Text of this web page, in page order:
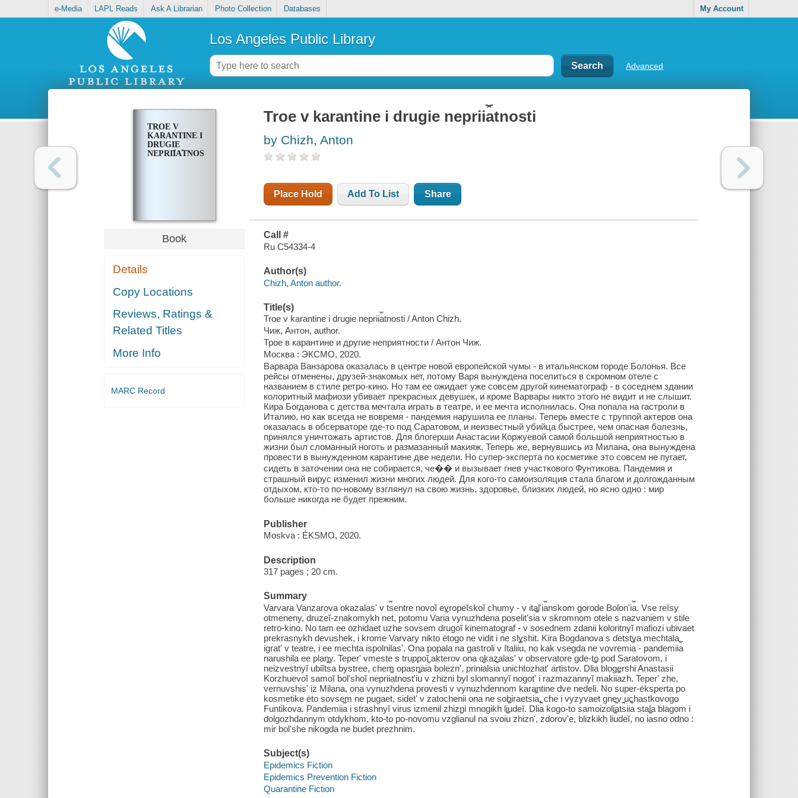
e-Media LAPL Reads Ask A Librarian Photo Collection Databases My Account
Los Angeles Public Library
Advanced
TROE V
KARANTINE I
DRUGIE
NEPRII︠A︡TNOSTI
Book
Details
Copy Locations
Reviews, Ratings &
Related Titles
More Info
MARC Record
Troe v karantine i drugie neprii︠a︡tnosti
by Chizh, Anton
Place Hold Add To List Share
Call #
Ru C54334-4
Author(s)
Chizh, Anton author.
Title(s)
Troe v karantine i drugie neprii︠a︡tnosti / Anton Chizh.
Чиж, Антон, author.
Трое в карантине и другие неприятности / Антон Чиж.
Москва : ЭКСМО, 2020.
Варвара Ванзарова оказалась в центре новой европейской чумы - в итальянском городе Болонья. Все
рейсы отменены, друзей-знакомых нет, потому Варя вынуждена поселиться в скромном отеле с
названием в стиле ретро-кино. Но там ее ожидает уже совсем другой кинематограф - в соседнем здании
колоритный мафиози убивает прекрасных девушек, и кроме Варвары никто этого не видит и не слышит.
Кира Богданова с детства мечтала играть в театре, и ее мечта исполнилась. Она попала на гастроли в
Италию, но как всегда не вовремя - пандемия нарушила ее планы. Теперь вместе с труппой актеров она
оказалась в обсерваторе где-то под Саратовом, и неизвестный убийца быстрее, чем опасная болезнь,
принялся уничтожать артистов. Для блогерши Анастасии Коржуевой самой большой неприятностью в
жизни был сломанный ноготь и размазанный макияж. Теперь же, вернувшись из Милана, она вынуждена
провести в вынужденном карантине две недели. Но супер-эксперта по косметике это совсем не пугает,
сидеть в заточении она не собирается, че�� и вызывает гнев участкового Фунтикова. Пандемия и
страшный вирус изменил жизни многих людей. Для кого-то самоизоляция стала благом и долгожданным
отдыхом, кто-то по-новому взглянул на свою жизнь, здоровье, близких людей, но ясно одно : мир
больше никогда не будет прежним.
Publisher
Moskva : ĖKSMO, 2020.
Description
317 pages ; 20 cm.
Summary
Varvara Vanzarova okazalasʹ v t︠s︡entre novoĭ evropeĭskoĭ chumy - v italʹi︠a︡nskom gorode Bolonʹi︠a︡. Vse reĭsy
otmeneny, druzeĭ-znakomykh net, potomu Vari︠a︡ vynuzhdena poselitʹsi︠a︡ v skromnom otele s nazvaniem v stile
retro-kino. No tam ee ozhidaet uzhe sovsem drugoĭ kinematograf - v sosednem zdanii koloritnyĭ mafiozi ubivaet
prekrasnykh devushek, i krome Varvary nikto ėtogo ne vidit i ne slyshit. Kira Bogdanova s detstva mechtala
igratʹ v teatre, i ee mechta ispolnilasʹ. Ona popala na gastroli v Italii︠u︡, no kak vsegda ne vovremi︠a︡ - pandemii︠a︡
narushila ee plany. Teperʹ vmeste s truppoĭ akterov ona okazalasʹ v observatore gde-to pod Saratovom, i
neizvestnyĭ ubiĭt︠s︡a bystree, chem opasnai︠a︡ boleznʹ, prini︠a︡lsi︠a︡ unichtozhatʹ artistov. Dli︠a︡ blogershi Anastasii
Korzhuevoĭ samoĭ bolʹshoĭ neprii︠a︡tnostʹi︠u︡ v zhizni byl slomannyĭ nogotʹ i razmazannyĭ makii︠a︡zh. Teperʹ zhe,
vernuvshisʹ iz Milana, ona vynuzhdena provesti v vynuzhdennom karantine dve nedeli. No super-ėksperta po
kosmetike ėto sovsem ne pugaet, sidetʹ v zatochenii ona ne sobiraetsi︠a︡, che i vyzyvaet gnev uchastkovogo
Funtikova. Pandemii︠a︡ i strashnyĭ virus izmenil zhizni mnogikh li︠u︡deĭ. Dli︠a︡ kogo-to samoizoli︠a︡t︠s︡ii︠a︡ stala blagom i
dolgozhdannym otdykhom, kto-to po-novomu vzgli︠a︡nul na svoi︠u︡ zhiznʹ, zdorovʹe, blizkikh li︠u︡deĭ, no i︠a︡sno odno :
mir bolʹshe nikogda ne budet prezhnim.
Subject(s)
Epidemics Fiction
Epidemics Prevention Fiction
Quarantine Fiction